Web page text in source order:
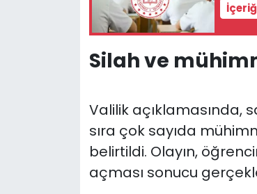
Silah ve
Valilik açıklamasında,
sıra çok sayıda
belirtildi. Olayın,
açması sonucu